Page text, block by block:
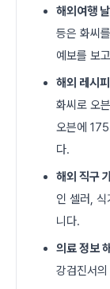
해외여행
등은 화씨
예보를 보
해외 레시
화씨로 오
오븐에
다.
해외 직구
인 셀러,
니다.
의료 정보
강검진서